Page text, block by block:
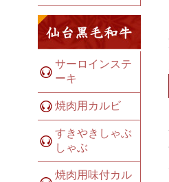
サーロインステ
ーキ
焼肉用カルビ
すきやきしゃぶ
しゃぶ
焼肉用味付カル